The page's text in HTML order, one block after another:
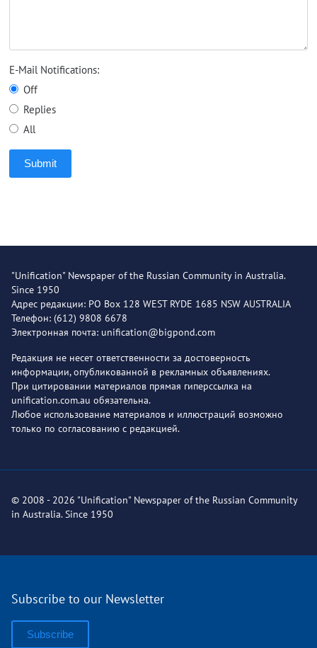
E-Mail Notifications:
Off
Replies
All
Submit
"Unification" Newspaper of the Russian Community in Australia.
Since 1950
Адрес редакции: PO Box 128 WEST RYDE 1685 NSW AUSTRALIA
Телефон: (612) 9808 6678
Электронная почта: unification@bigpond.com
Редакция не несет ответственности за достоверность
информации, опубликованной в рекламных объявлениях.
При цитировании материалов прямая гиперссылка на
unification.com.au обязательна.
Любое использование материалов и иллюстраций возможно
только по согласованию с редакцией.
© 2008 - 2026 "Unification" Newspaper of the Russian Community
in Australia. Since 1950
Subscribe to our Newsletter
Subscribe